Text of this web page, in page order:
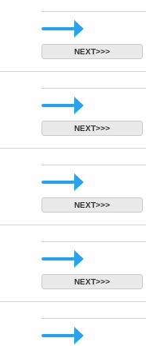
NEXT>>>
NEXT>>>
NEXT>>>
NEXT>>>